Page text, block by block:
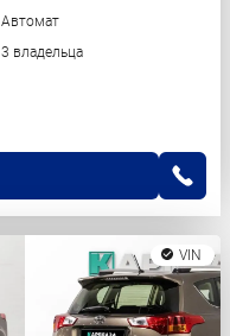
Автомат
3 владельца
VIN